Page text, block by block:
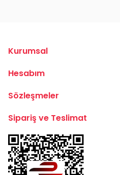
Kurumsal
Hesabım
Sözleşmeler
Sipariş ve Teslimat